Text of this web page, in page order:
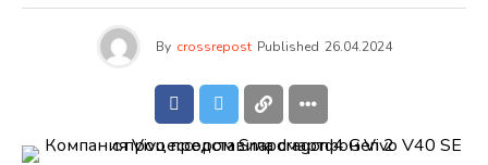
By crossrepost Published 26.04.2024